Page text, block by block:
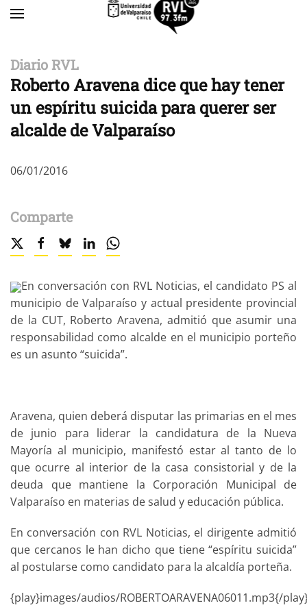
Diario RVL
Roberto Aravena dice que hay tener
un espíritu suicida para querer ser
alcalde de Valparaíso
06/01/2016
Comparte
En conversación con RVL Noticias, el candidato PS al
municipio de Valparaíso y actual presidente provincial
de la CUT, Roberto Aravena, admitió que asumir una
responsabilidad como alcalde en el municipio porteño
es un asunto “suicida”.
Aravena, quien deberá disputar las primarias en el mes
de junio para liderar la candidatura de la Nueva
Mayoría al municipio, manifestó estar al tanto de lo
que ocurre al interior de la casa consistorial y de la
deuda que mantiene la Corporación Municipal de
Valparaíso en materias de salud y educación pública.
En conversación con RVL Noticias, el dirigente admitió
que cercanos le han dicho que tiene “espíritu suicida”
al postularse como candidato para la alcaldía porteña.
{play}images/audios/ROBERTOARAVENA06011.mp3{/